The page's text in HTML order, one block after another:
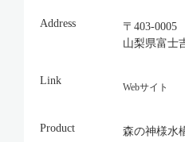
Address
〒403-0005
山梨県富士
Link
Webサイト
Product
森の神様水